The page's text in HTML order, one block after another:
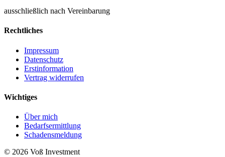
ausschließlich nach Vereinbarung
Rechtliches
Impressum
Datenschutz
Erstinformation
Vertrag widerrufen
Wichtiges
Über mich
Bedarfsermittlung
Schadensmeldung
© 2026 Voß Investment